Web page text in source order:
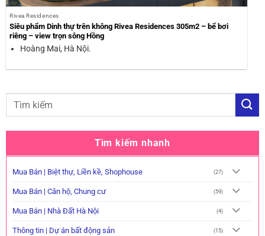
Rivea Residences
Siêu phẩm Dinh thự trên không Rivea Residences 305m2 – bể bơi
riêng – view trọn sông Hồng
Hoàng Mai, Hà Nội.
Tìm kiếm nhanh
Mua Bán | Biệt thự, Liền kề, Shophouse (27)
Mua Bán | Căn hộ, Chung cư (59)
Mua Bán | Nhà Đất Hà Nội (4)
Thông tin | Dự án bất động sản (15)